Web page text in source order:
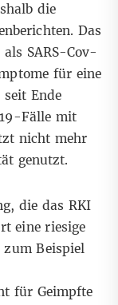
die
. Das
SARS-Cov-
für eine
Ende
Fälle mit
nicht mehr
genutzt.
die das RKI
eine riesige
zum Beispiel
für Geimpfte